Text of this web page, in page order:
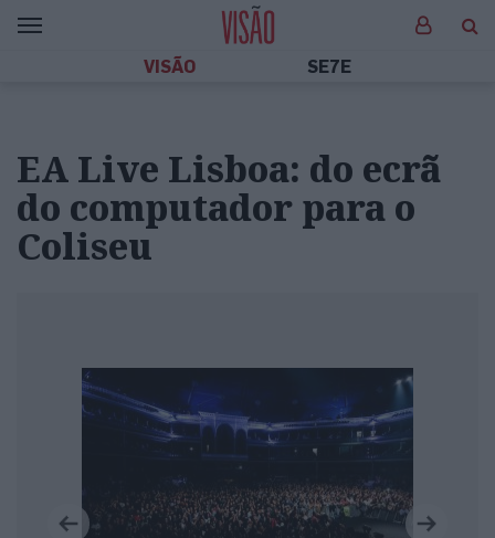
VISÃO SE7E
EA Live Lisboa: do ecrã
do computador para o
Coliseu